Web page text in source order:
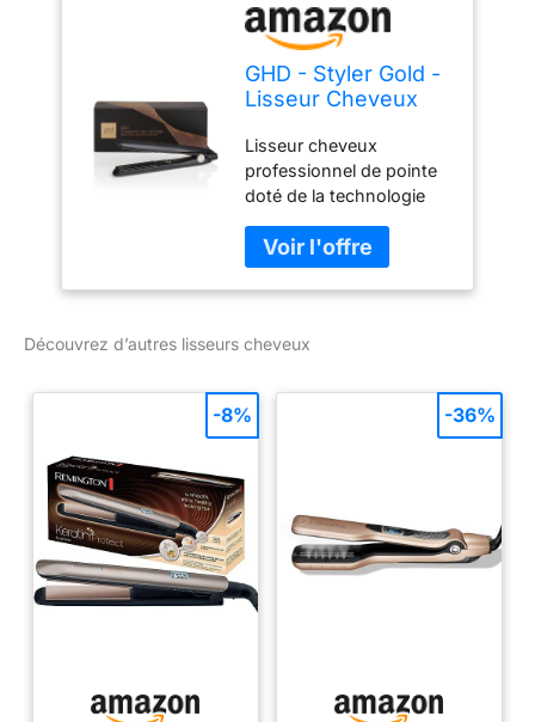
GHD - Styler Gold -
Lisseur Cheveux
Lisseur cheveux
professionnel de pointe
doté de la technologie
chaleur nouvelle
génération pour assurer
de façon constante des
de la racine à la pointe.
température optimale de
coiffage de 185°C pour
de vos cheveux. Plaques
lisses et profilées pour
un coiffage facile et un
résultat brillant. Plus
permettent de réaliser
Découvrez d’autres lisseurs cheveux
-8% -36%